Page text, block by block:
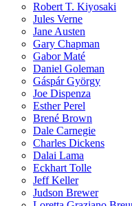
Robert T. Kiyosaki
Jules Verne
Jane Austen
Gary Chapman
Gabor Maté
Daniel Goleman
Gáspár György
Joe Dispenza
Esther Perel
Brené Brown
Dale Carnegie
Charles Dickens
Dalai Lama
Eckhart Tolle
Jeff Keller
Judson Brewer